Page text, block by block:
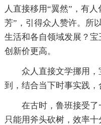
人直接移用“翼然”，有
芳”，引得众人赞许。所
生活和各自领域发展？
创新价更高。
众人直接文学挪用
到，结合当下时事实践，
在古时，鲁班接受
只能用斧头砍树，效率